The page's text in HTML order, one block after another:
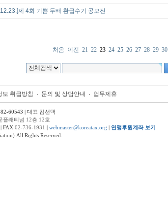
제 4회 기쁨 두배 환급수기 공모전
처음 이전 21 22 23 24 25 26 27 28 29 30
보 취급방침 문의 및 상담안내 업무제휴
60543 | 대표 김선택
플래티넘 12층 12호
| FAX 02-736-1931 | webmaster@koreatax.org | 연맹후원계좌 보기
All Rights Reserved.